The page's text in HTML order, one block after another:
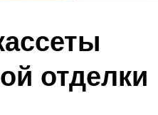
отделки